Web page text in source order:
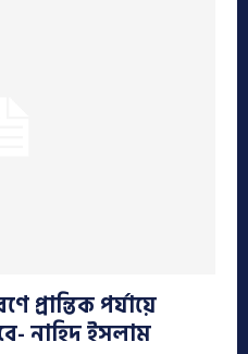
প্রান্তিক পর্যায়ে
নাহিদ ইসলাম